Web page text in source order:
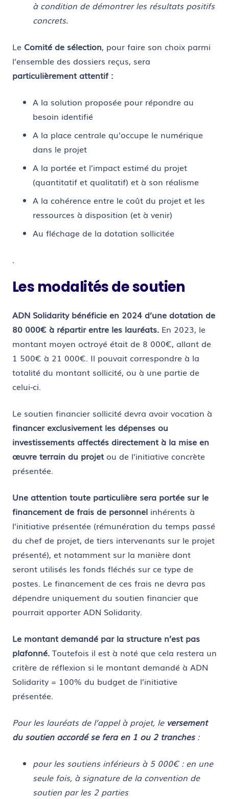
à condition de démontrer les résultats positifs
concrets.
Le Comité de sélection, pour faire son choix parmi
l’ensemble des dossiers reçus, sera
particulièrement attentif :
A la solution proposée pour répondre au
besoin identifié
A la place centrale qu’occupe le numérique
dans le projet
A la portée et l’impact estimé du projet
(quantitatif et qualitatif) et à son réalisme
A la cohérence entre le coût du projet et les
ressources à disposition (et à venir)
Au fléchage de la dotation sollicitée
.
Les modalités de soutien
ADN Solidarity bénéficie en 2024 d’une dotation de
80 000€ à répartir entre les lauréats. En 2023, le
montant moyen octroyé était de 8 000€, allant de
1 500€ à 21 000€. Il pouvait correspondre à la
totalité du montant sollicité, ou à une partie de
celui-ci.
Le soutien financier sollicité devra avoir vocation à
financer exclusivement les dépenses ou
investissements affectés directement à la mise en
œuvre terrain du projetou de l’initiative concrète
présentée.
Une attention toute particulière sera portée sur le
financement de frais de personnel inhérents à
l’initiative présentée (rémunération du temps passé
du chef de projet, de tiers intervenants sur le projet
présenté), et notamment sur la manière dont
seront utilisés les fonds fléchés sur ce type de
postes. Le financement de ces frais ne devra pas
dépendre uniquement du soutien financier que
pourrait apporter ADN Solidarity.
Le montant demandé par la structure n’est pas
plafonné. Toutefois il est à noté que cela restera un
critère de réflexion si le montant demandé à ADN
Solidarity = 100% du budget de l’initiative
présentée.
Pour les lauréats de l’appel à projet, le versement
du soutien accordé se fera en 1 ou 2 tranches:
pour les soutiens inférieurs à 5 000€ : en une
seule fois, à signature de la convention de
soutien par les 2 parties